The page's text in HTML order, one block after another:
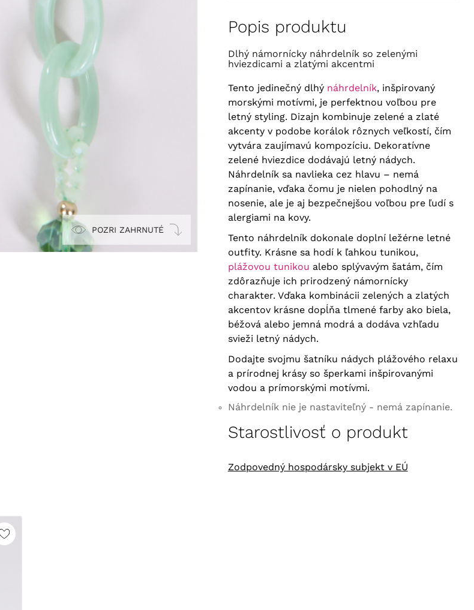
POZRI ZAHRNUTÉ
Popis produktu
Dlhý námornícky náhrdelník so zelenými
hviezdicami a zlatými akcentmi
Tento jedinečný dlhý náhrdelník, inšpirovaný
morskými motívmi, je perfektnou voľbou pre
letný styling. Dizajn kombinuje zelené a zlaté
akcenty v podobe korálok rôznych veľkostí, čím
vytvára zaujímavú kompozíciu. Dekoratívne
zelené hviezdice dodávajú letný nádych.
Náhrdelník sa navlieka cez hlavu – nemá
zapínanie, vďaka čomu je nielen pohodlný na
nosenie, ale je aj bezpečnejšou voľbou pre ľudí s
alergiami na kovy.
Tento náhrdelník dokonale doplní ležérne letné
outfity. Krásne sa hodí k ľahkou tunikou,
plážovou tunikou alebo splývavým šatám, čím
zdôrazňuje ich prirodzený námornícky
charakter. Vďaka kombinácii zelených a zlatých
akcentov krásne dopĺňa tlmené farby ako biela,
béžová alebo jemná modrá a dodáva vzhľadu
svieži letný nádych.
Dodajte svojmu šatníku nádych plážového relaxu
a prírodnej krásy so šperkami inšpirovanými
vodou a prímorskými motívmi.
Náhrdelník nie je nastaviteľný - nemá zapínanie.
Starostlivosť o produkt
Zodpovedný hospodársky subjekt v EÚ